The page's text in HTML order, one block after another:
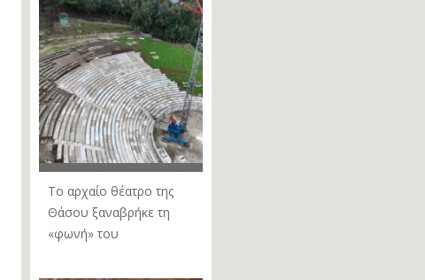
Το αρχαίο θέατρο της
Θάσου ξαναβρήκε τη
«φωνή» του